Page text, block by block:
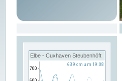
Elbe - Cuxhaven Steubenhöft